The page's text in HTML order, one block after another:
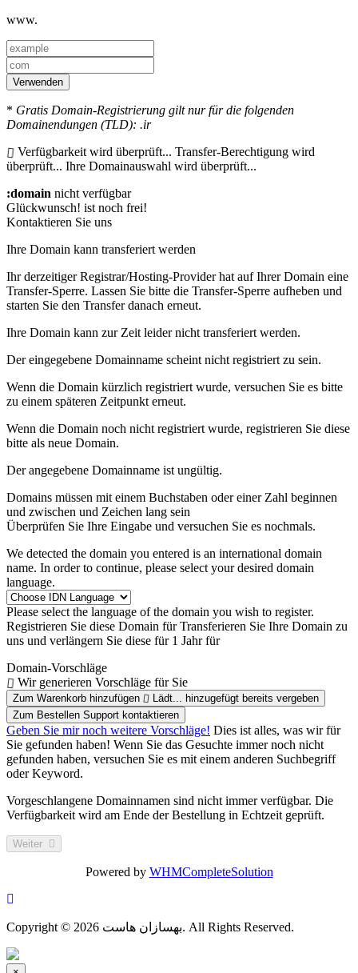
www.
Verwenden
* Gratis Domain-Registrierung gilt nur für die folgenden
Domainendungen (TLD): .ir
Verfügbarkeit wird überprüft... Transfer-Berechtigung wird
überprüft... Ihre Domainauswahl wird überprüft...
:domain nicht verfügbar
Glückwunsch! ist noch frei!
Kontaktieren Sie uns
Ihre Domain kann transferiert werden
Ihr derzeitiger Registrar/Hosting-Provider hat auf Ihrer Domain eine
Transfer-Sperre. Lassen Sie bitte die Transfer-Sperre aufheben und
starten Sie den Transfer danach erneut.
Ihre Domain kann zur Zeit leider nicht transferiert werden.
Der eingegebene Domainname scheint nicht registriert zu sein.
Wenn die Domain kürzlich registriert wurde, versuchen Sie es bitte
zu einem späteren Zeitpunkt erneut.
Wenn die Domain noch nicht registriert wurde, registrieren Sie diese
bitte als neue Domain.
Der angegebene Domainname ist ungültig.
Domains müssen mit einem Buchstaben oder einer Zahl beginnen
und zwischen und Zeichen lang sein
Überprüfen Sie Ihre Eingabe und versuchen Sie es nochmals.
We detected the domain you entered is an international domain
name. In order to continue, please select your desired domain
language.
Please select the language of the domain you wish to register.
Registrieren Sie diese Domain für Transferieren Sie Ihre Domain zu
uns und verlängern Sie diese für 1 Jahr für
Domain-Vorschläge
Wir generieren Vorschläge für Sie
Zum Warenkorb hinzufügen Lädt... hinzugefügt bereits vergeben
Zum Bestellen Support kontaktieren
Geben Sie mir noch weitere Vorschläge! Dies ist alles, was wir für
Sie gefunden haben! Wenn Sie das Gesuchte immer noch nicht
gefunden haben, versuchen Sie es mit einem anderen Suchbegriff
oder Keyword.
Vorgeschlangene Domainnamen sind nicht immer verfügbar. Die
Verfügbarkeit wird am Ende der Bestellung in Echtzeit geprüft.
Powered by WHMCompleteSolution
Copyright © 2026 بهسازان هاست. All Rights Reserved.